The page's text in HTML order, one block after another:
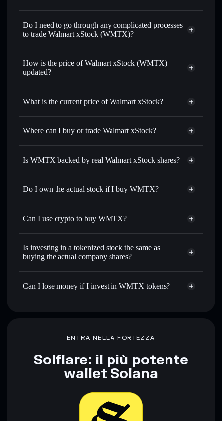
1:1 backed,
Do I need to go through any complicated processes
to trade Walmart xStock (WMTX)?
How is the price of Walmart xStock (WMTX)
updated?
Walmart xStock
What is the current price of Walmart xStock?
Walmart xStock $111.850
Where can I buy or trade Walmart xStock?
Is WMTX backed by real Walmart xStock shares?
Do I own the actual stock if I buy WMTX?
Can I use crypto to buy WMTX?
Is investing in a tokenized stock the same as
buying the actual company shares?
Can I lose money if I invest in WMTX tokens?
ENTRA NELLA FORTEZZA
Solflare: il più potente
wallet Solana